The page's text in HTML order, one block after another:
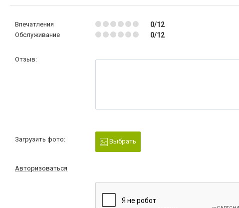
Впечатления 0/12
Обслуживание 0/12
Отзыв:
Загрузить фото: Выбрать
Авторизоваться